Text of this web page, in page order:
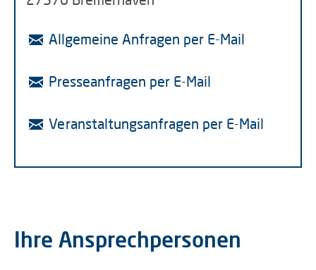
Allgemeine Anfragen per E-Mail
Presseanfragen per E-Mail
Veranstaltungsanfragen per E-Mail
Ihre Ansprechpersonen